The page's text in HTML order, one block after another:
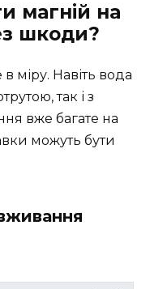
магній на
шкоди?
міру. Навіть вода
так і з
вже багате на
можуть бути